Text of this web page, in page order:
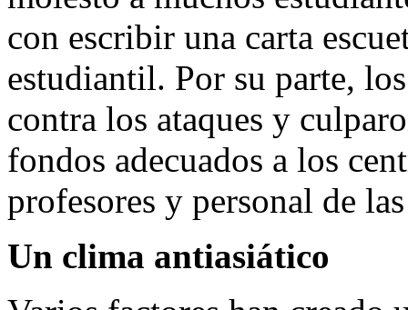
con escribir una carta
estudiantil. Por su parte,
contra los ataques y
fondos adecuados a los
profesores y personal de
Un clima antiasiático